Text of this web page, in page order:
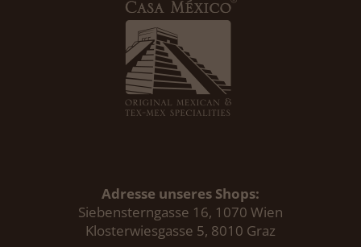
Adresse unseres Shops:
Siebensterngasse 16, 1070 Wien
Klosterwiesgasse 5, 8010 Graz